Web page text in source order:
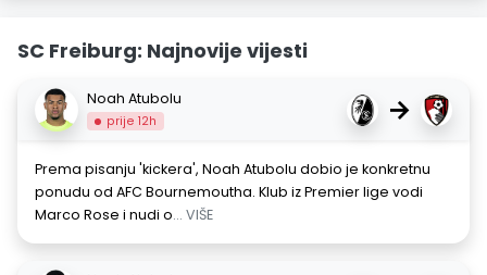
SC Freiburg: Najnovije vijesti
Noah Atubolu
prije 12h →
Prema pisanju 'kickera', Noah Atubolu dobio je konkretnu
ponudu od AFC Bournemoutha. Klub iz Premier lige vodi
Marco Rose i nudi o... VIŠE